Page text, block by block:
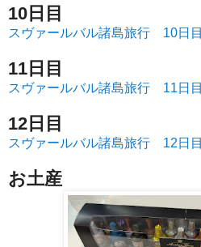
10日目
スヴァールバル諸島旅行 10日目
11日目
スヴァールバル諸島旅行 11日目
12日目
スヴァールバル諸島旅行 12日目
お土産